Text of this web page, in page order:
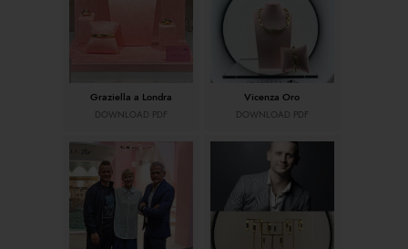
Graziella a Londra
DOWNLOAD PDF
Vicenza Oro
DOWNLOAD PDF